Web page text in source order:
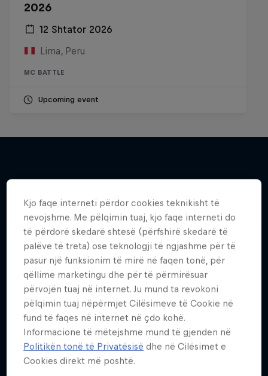
2026
12 Shtator 2026
Lima, Peru
MC BATTLE
Upcoming event
Kjo faqe interneti përdor cookies teknikisht të
nevojshme. Me pëlqimin tuaj, kjo faqe interneti do
të përdorë skedarë shtesë (përfshirë skedarë të
palëve të treta) ose teknologji të ngjashme për të
pasur një funksionim të mirë në faqen tonë, për
qëllime marketingu dhe për të përmirësuar
përvojën tuaj në internet. Ju mund ta revokoni
pëlqimin tuaj nëpërmjet Cilësimeve të Cookie në
fund të faqes në internet në çdo kohë.
Informacione të mëtejshme mund të gjenden në
Politikën tonë të Privatësisë dhe në Cilësimet e
Cookies direkt më poshtë.